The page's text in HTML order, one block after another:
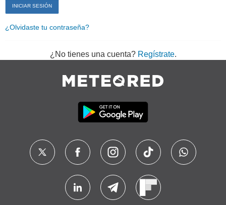
¿Olvidaste tu contraseña?
¿No tienes una cuenta? Regístrate.